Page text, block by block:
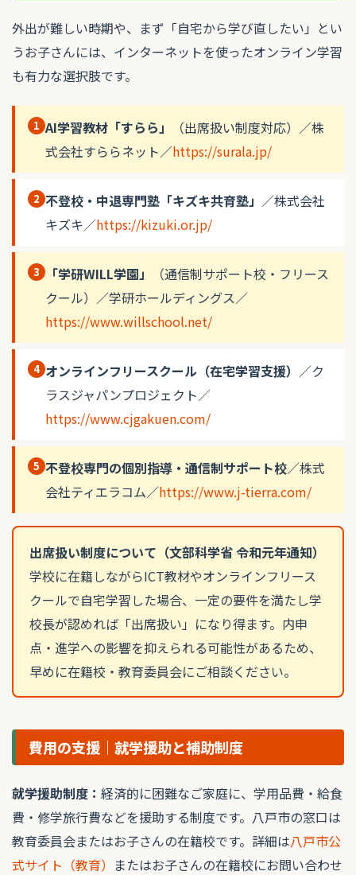
外出が難しい時期や、まず「自宅から学び直したい」とい
うお子さんには、インターネットを使ったオンライン学習
も有力な選択肢です。
1 AI学習教材「すらら」
（出席扱い制度対応）／株
式会社すららネット／https://surala.jp/
2 不登校・中退専門塾「キズキ共育塾」 ／株式会社
キズキ／https://kizuki.or.jp/
3 「学研WILL学園」
（通信制サポート校・フリース
クール）／学研ホールディングス／
https://www.willschool.net/
4 オンラインフリースクール（在宅学習支援） ／ク
ラスジャパンプロジェクト／
https://www.cjgakuen.com/
5 不登校専門の個別指導・通信制サポート校／株式
会社ティエラコム／https://www.j-tierra.com/
出席扱い制度について（文部科学省 令和元年通知）
学校に在籍しながらICT教材やオンラインフリース
クールで自宅学習した場合、一定の要件を満たし学
校長が認めれば「出席扱い」になり得ます。内申
点・進学への影響を抑えられる可能性があるため、
早めに在籍校・教育委員会にご相談ください。
費用の支援｜就学援助と補助制度
就学援助制度： 経済的に困難なご家庭に、学用品費・給食
費・修学旅行費などを援助する制度です。八戸市の窓口は
教育委員会またはお子さんの在籍校です。詳細は八戸市公
式サイト（教育） またはお子さんの在籍校にお問い合わせ